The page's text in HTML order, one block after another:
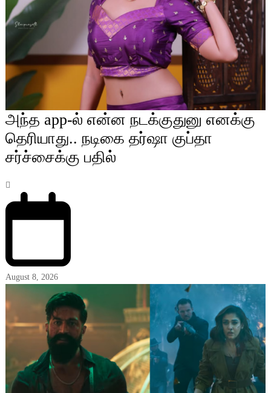
அந்த app-ல் என்ன நடக்குதுனு எனக்கு
தெரியாது.. நடிகை தர்ஷா குப்தா
சர்ச்சைக்கு பதில்
August 8, 2026